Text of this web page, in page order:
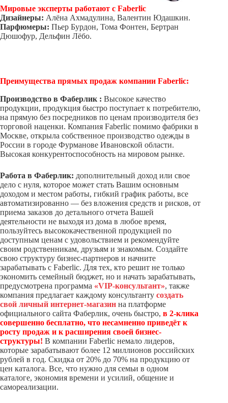
Мировые эксперты работают с Faberlic
Дизайнеры: Алёна Ахмадулина, Валентин Юдашкин.
Парфюмеры: Пьер Бурдон, Тома Фонтен, Бертран
Дюшофур, Дельфин Лёбо.
Преимущества прямых продаж компании Faberlic:
Производство в Фаберлик : Высокое качество
продукции, продукция быстро поступает к потребителю,
на прямую без посредников по ценам производителя без
торговой наценки. Компания Faberlic помимо фабрики в
Москве, открыла собственное производство одежды в
России в городе Фурманове Ивановской области.
Высокая конкурентоспособность на мировом рынке.
Работа в Фаберлик: дополнительный доход или свое
дело с нуля, которое может стать Вашим основным
доходом и местом работы, гибкий график работы, все
автоматизированно — без вложения средств и рисков, от
приема заказов до детального отчета Вашей
деятельности не выходя из дома в любое время,
пользуйтесь высококачественной продукцией по
доступным ценам с удовольствием и рекомендуйте
своим родственникам, друзьям и знакомым. Создайте
свою структуру бизнес-партнеров и начните
зарабатывать с Faberlic. Для тех, кто решит не только
экономить семейный бюджет, но и начать зарабатывать,
предусмотрена программа «VIP-консультант», также
компания предлагает каждому консультанту создать
свой личный интернет-магазин на платформе
официального сайта Фаберлик, очень быстро, в 2-клика
совершенно бесплатно, что несамненно приведёт к
росту продаж и к расширения своей бизнес-
структуры! В компании Faberlic немало лидеров,
которые зарабатывают более 12 миллионов российских
рублей в год. Скидка от 20% до 70% на продукцию от
цен каталога. Все, что нужно для семьи в одном
каталоге, экономия времени и усилий, общение и
самореализации.